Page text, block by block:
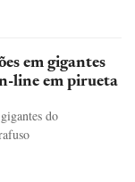
em gigantes
line em pirueta
do